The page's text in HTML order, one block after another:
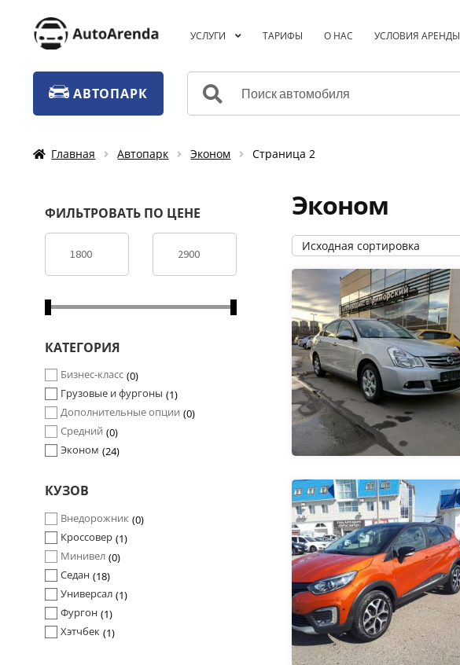
УСЛУГИ ТАРИФЫ О НАС УСЛОВИЯ АРЕНДЫ
АВТОПАРК
Искать:
Главная Автопарк Эконом Страница 2
Эконом
ФИЛЬТРОВАТЬ ПО ЦЕНЕ
КАТЕГОРИЯ
Бизнес-класс 0
Грузовые и фургоны 1
Дополнительные опции 0
Средний 0
Эконом 24
КУЗОВ
Внедорожник 0
Кроссовер 1
Минивел 0
Седан 18
Универсал 1
Фургон 1
Хэтчбек 1